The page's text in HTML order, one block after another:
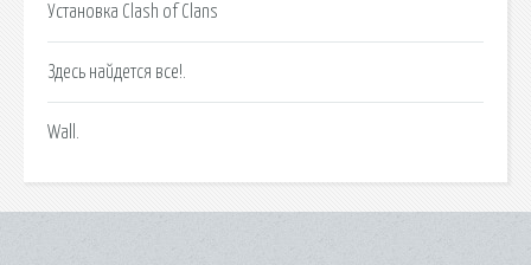
Установка Clash of Clans
Здесь найдется все!.
Wall.